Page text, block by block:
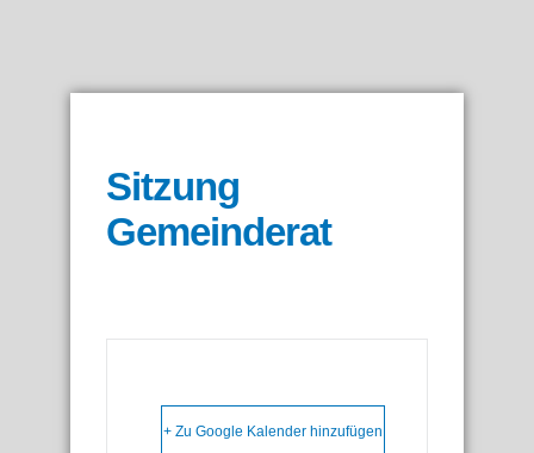
Sitzung
Gemeinderat
+ Zu Google Kalender hinzufügen